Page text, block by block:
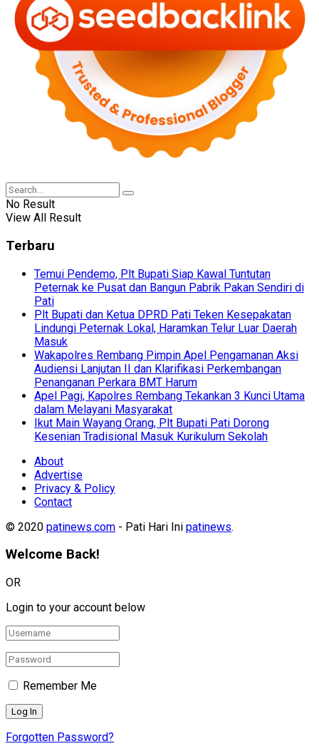
No Result
View All Result
Terbaru
Temui Pendemo, Plt Bupati Siap Kawal Tuntutan
Peternak ke Pusat dan Bangun Pabrik Pakan Sendiri di
Pati
Plt Bupati dan Ketua DPRD Pati Teken Kesepakatan
Lindungi Peternak Lokal, Haramkan Telur Luar Daerah
Masuk
Wakapolres Rembang Pimpin Apel Pengamanan Aksi
Audiensi Lanjutan II dan Klarifikasi Perkembangan
Penanganan Perkara BMT Harum
Apel Pagi, Kapolres Rembang Tekankan 3 Kunci Utama
dalam Melayani Masyarakat
Ikut Main Wayang Orang, Plt Bupati Pati Dorong
Kesenian Tradisional Masuk Kurikulum Sekolah
About
Advertise
Privacy & Policy
Contact
© 2020 patinews.com - Pati Hari Ini patinews.
Welcome Back!
OR
Login to your account below
Remember Me
Forgotten Password?